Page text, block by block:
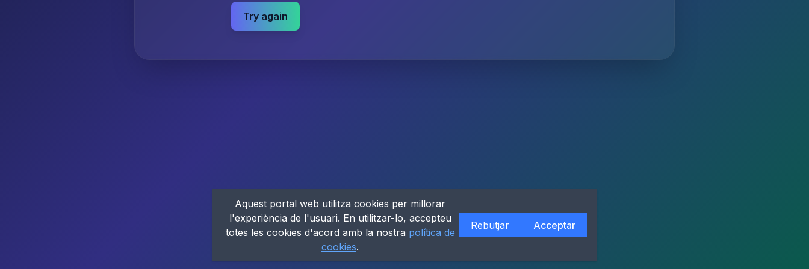
Try again
Aquest portal web utilitza cookies per millorar
l'experiència de l'usuari. En utilitzar-lo, accepteu
totes les cookies d'acord amb la nostra política de
cookies.
Rebutjar Acceptar